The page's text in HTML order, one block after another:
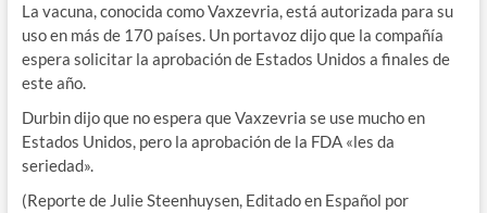
La vacuna, conocida como Vaxzevria, está autorizada para su
uso en más de 170 países. Un portavoz dijo que la compañía
espera solicitar la aprobación de Estados Unidos a finales de
este año.
Durbin dijo que no espera que Vaxzevria se use mucho en
Estados Unidos, pero la aprobación de la FDA «les da
seriedad».
(Reporte de Julie Steenhuysen, Editado en Español por